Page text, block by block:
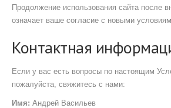
Продолжение использования сайта после
означает ваше согласие с новыми
Контактная
Если у вас есть вопросы по настоящим
пожалуйста, свяжитесь с нами:
Имя: Андрей Васильев